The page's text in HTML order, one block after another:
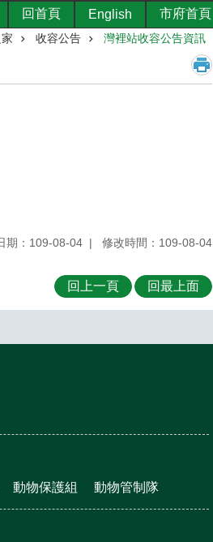
回首頁 English 市府首頁
收容公告 灣裡站收容公告資訊
期：109-08-04 修改時間：109-08-04
回上一頁 回最上面
動物保護組 動物管制隊